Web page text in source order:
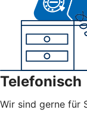
Telefonisch
Wir sind gerne für